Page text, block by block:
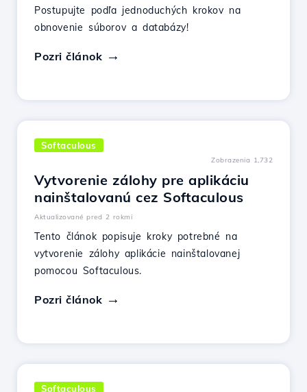
Postupujte podľa jednoduchých krokov na
obnovenie súborov a databázy!
Pozri článok
Softaculous
Zobrazenia 1,732
Vytvorenie zálohy pre aplikáciu
nainštalovanú cez Softaculous
Aktualizované pred 2 rokmi
Tento článok popisuje kroky potrebné na
vytvorenie zálohy aplikácie nainštalovanej
pomocou Softaculous.
Pozri článok
Softaculous